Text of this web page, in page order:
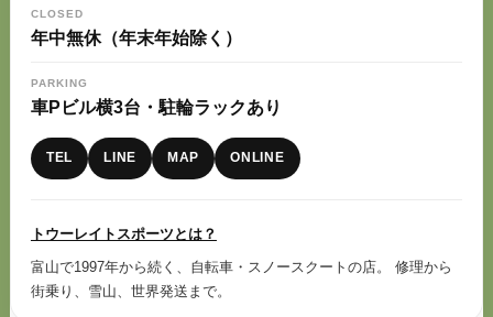
CLOSED
年中無休（年末年始除く）
PARKING
車Pビル横3台・駐輪ラックあり
TEL LINE MAP ONLINE
トウーレイトスポーツとは？
富山で1997年から続く、自転車・スノースクートの店。 修理から
街乗り、雪山、世界発送まで。